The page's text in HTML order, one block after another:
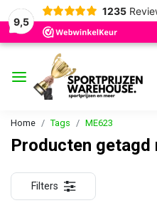
9,5
1235
Home Tags ME623
Producten getagd
Filters